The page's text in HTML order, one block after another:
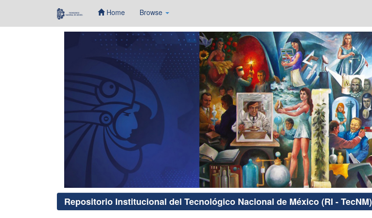
Home Browse
Repositorio Institucional del Tecnológico Nacional de México (RI - TecNM)